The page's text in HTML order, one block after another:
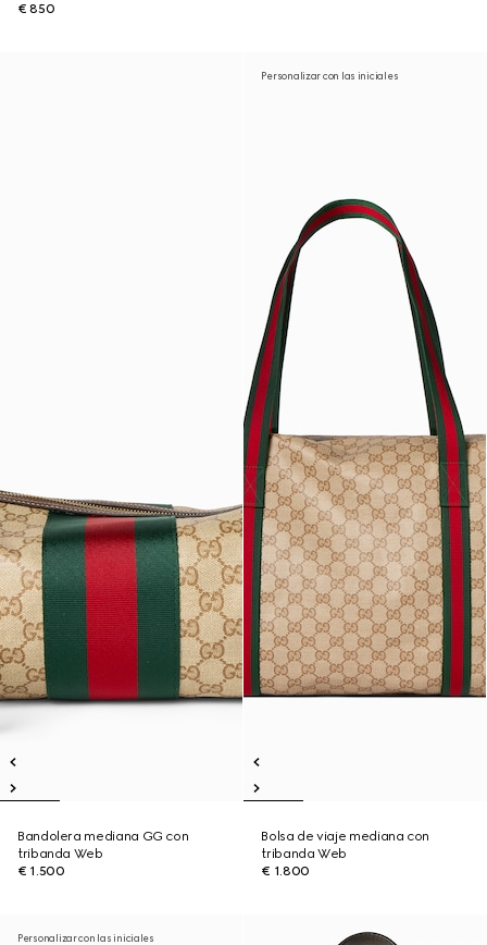
€ 850
Bandolera mediana GG con
tribanda Web
€ 1.500
Personalizar con las iniciales
Bolsa de viaje mediana con
tribanda Web
€ 1.800
Personalizar con las iniciales